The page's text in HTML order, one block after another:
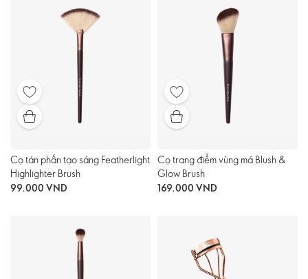
Cọ tán phấn tạo sáng Featherlight
Highlighter Brush
99.000 VND
Cọ trang điểm vùng má Blush &
Glow Brush
169.000 VND